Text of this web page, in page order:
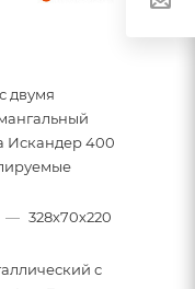
двумя
Искандер 400
— 328х70х220
с